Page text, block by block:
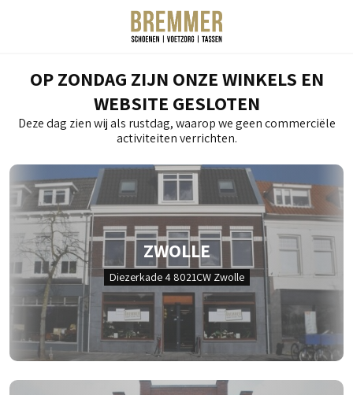
OP ZONDAG ZIJN ONZE WINKELS EN
WEBSITE GESLOTEN
Deze dag zien wij als rustdag, waarop we geen commerciële
activiteiten verrichten.
ZWOLLE
Diezerkade 4 8021CW Zwolle